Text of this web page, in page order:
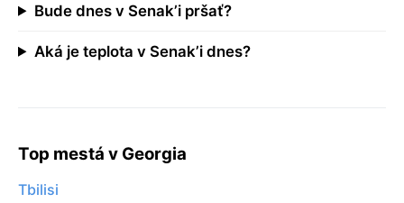
Bude dnes v Senak’i pršať?
Aká je teplota v Senak’i dnes?
Top mestá v Georgia
Tbilisi